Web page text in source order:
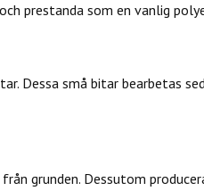
prestanda som en vanlig
Dessa små bitar bearbetas
grunden. Dessutom